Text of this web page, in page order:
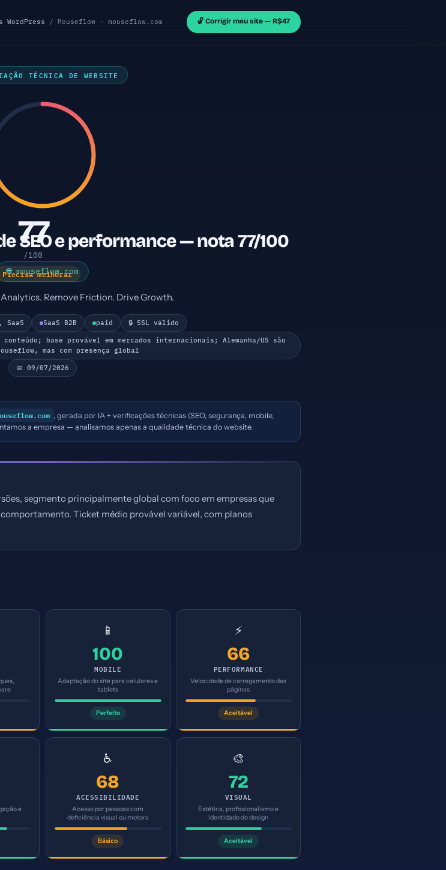
WordPress / Mouseflow - mouseflow.com 🔓 Corrigir meu site — R$47
TÉCNICA DE WEBSITE
77
/100
melhorar
SEO e performance — nota 77/100
🌐 mouseflow.com
Remove Friction. Drive Growth.
SaaS SaaS B2B paid 🔒 SSL válido
base provável em mercados internacionais; Alemanha/US são
mas com presença global
📅 09/07/2026
, gerada por IA + verificações técnicas (SEO, segurança, mobile,
a empresa — analisamos apenas a qualidade técnica do website.
segmento principalmente global com foco em empresas que
Ticket médio provável variável, com planos
📱
100
MOBILE
Adaptação do site para celulares e
tablets
Perfeito
⚡
66
PERFORMANCE
Velocidade de carregamento das
páginas
Aceitável
e
♿
68
ACESSIBILIDADE
Acesso por pessoas com
deficiência visual ou motora
Básico
🎨
72
VISUAL
Estética, profissionalismo e
identidade do design
Aceitável